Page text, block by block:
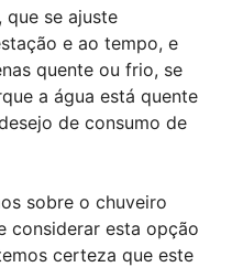
que se ajuste
e ao tempo, e
quente ou frio, se
a água está quente
de consumo de
sobre o chuveiro
considerar esta opção
certeza que este